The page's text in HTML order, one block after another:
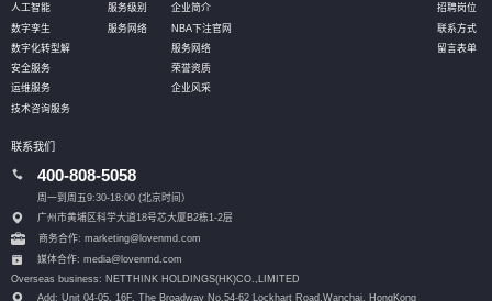
人工智能
数字孪生
数字化转型解
安全服务
运维服务
技术咨询服务
服务级别
服务网络
企业简介
NBA下注官网
服务网络
荣誉资质
企业风采
招聘岗位
联系方式
留言表单
联系我们
400-808-5058
周一到周五9:30-18:00 (北京时间）
广州市黄埔区科学大道18号芯大厦B2栋1-2层
商务合作: marketing@lovenmd.com
媒体合作: media@lovenmd.com
Overseas business: NETTHINK HOLDINGS(HK)CO.,LIMITED
Add: Unit 04-05, 16F, The Broadway No.54-62 Lockhart Road,Wanchai, HongKong